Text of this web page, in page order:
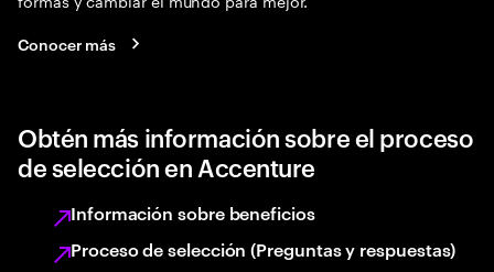
Conocer más
Obtén más información sobre el proceso
de selección en Accenture
Información sobre beneficios
Proceso de selección (Preguntas y respuestas)